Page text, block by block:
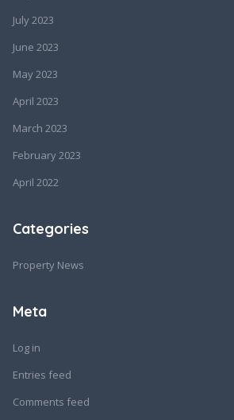
July 2023
June 2023
May 2023
April 2023
March 2023
February 2023
April 2022
Categories
Property News
Meta
Log in
Entries feed
Comments feed